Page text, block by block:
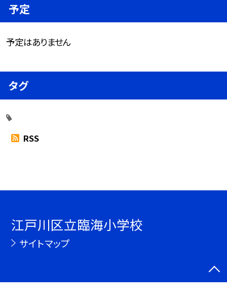
予定
予定はありません
タグ
RSS
江戸川区立臨海小学校
サイトマップ